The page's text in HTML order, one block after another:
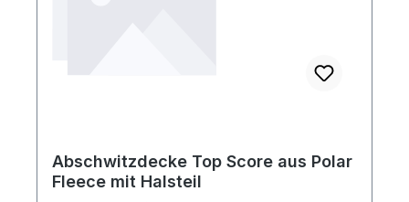
Abschwitzdecke Top Score aus Polar
Fleece mit Halsteil